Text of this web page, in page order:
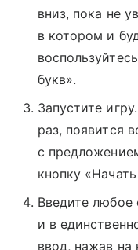
вниз, пока не
в котором и
букв».
Запустите
раз, появится
с
кнопку
Введите любое
и в
ввод, нажав на